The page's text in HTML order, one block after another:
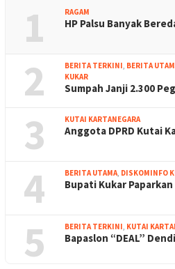
1 RAGAM
HP Palsu Banyak
2 BERITA TERKINI, BERITA
KUKAR
Sumpah Janji 2.300
3 KUTAI KARTANEGARA
Anggota DPRD Kutai
4 BERITA UTAMA, DISKOMINFO
Bupati Kukar
5 BERITA TERKINI, KUTAI
Bapaslon “DEAL”